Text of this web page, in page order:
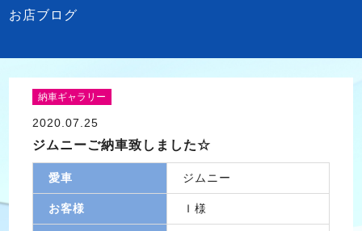
お店ブログ
納車ギャラリー
2020.07.25
ジムニーご納車致しました☆
愛車 ジムニー
お客様 Ｉ様